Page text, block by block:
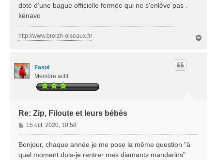
doté d'une bague officielle fermée qui ne s'enlève pas .
kénavo
http://www.breizh-oiseaux.fr/
Fasol
Membre actif
Re: Zip, Filoute et leurs bébés
M
e
s
15 oct. 2020, 10:58
Bonjour, chaque année je me pose la même question "à
quel moment dois-je rentrer mes diamants mandarins"